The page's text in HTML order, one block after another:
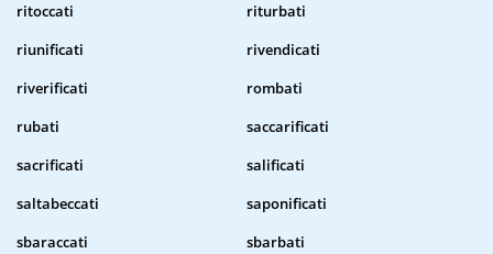
ritoccati
riturbati
riunificati
rivendicati
riverificati
rombati
rubati
saccarificati
sacrificati
salificati
saltabeccati
saponificati
sbaraccati
sbarbati